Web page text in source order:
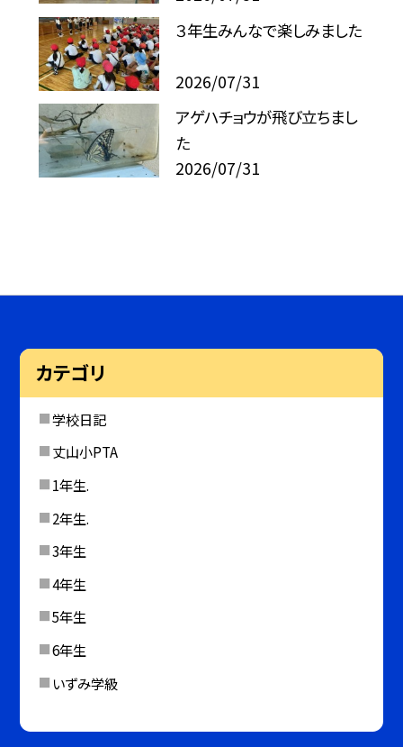
３年生みんなで楽しみました
2026/07/31
アゲハチョウが飛び立ちまし
た
2026/07/31
カテゴリ
学校日記
丈山小PTA
1年生.
2年生.
3年生
4年生
5年生
6年生
いずみ学級